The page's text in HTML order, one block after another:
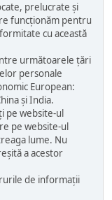
prelucrate și
funcționăm pentru
cu această
următoarele țări
personale
European:
și India.
pe website-ul
pe website-ul
lume. Nu
a acestor
de informații